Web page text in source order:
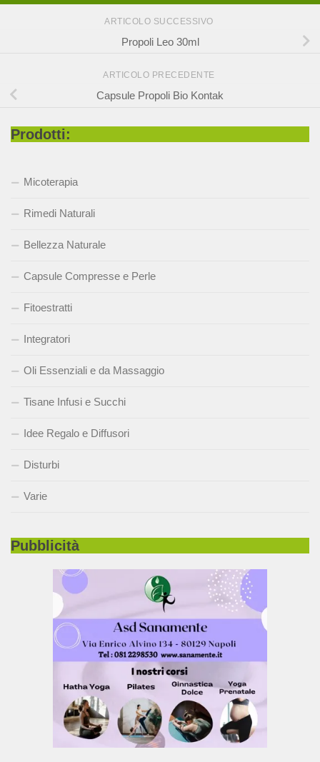
ARTICOLO SUCCESSIVO
Propoli Leo 30ml
ARTICOLO PRECEDENTE
Capsule Propoli Bio Kontak
Prodotti:
Micoterapia
Rimedi Naturali
Bellezza Naturale
Capsule Compresse e Perle
Fitoestratti
Integratori
Oli Essenziali e da Massaggio
Tisane Infusi e Succhi
Idee Regalo e Diffusori
Disturbi
Varie
Pubblicità